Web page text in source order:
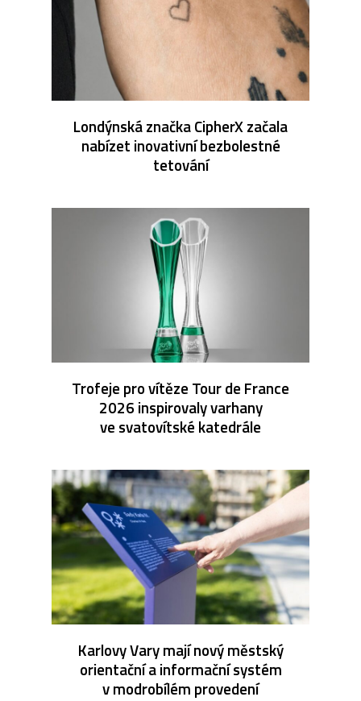
Londýnská značka CipherX začala
nabízet inovativní bezbolestné
tetování
Trofeje pro vítěze Tour de France
2026 inspirovaly varhany
ve svatovítské katedrále
Karlovy Vary mají nový městský
orientační a informační systém
v modrobílém provedení